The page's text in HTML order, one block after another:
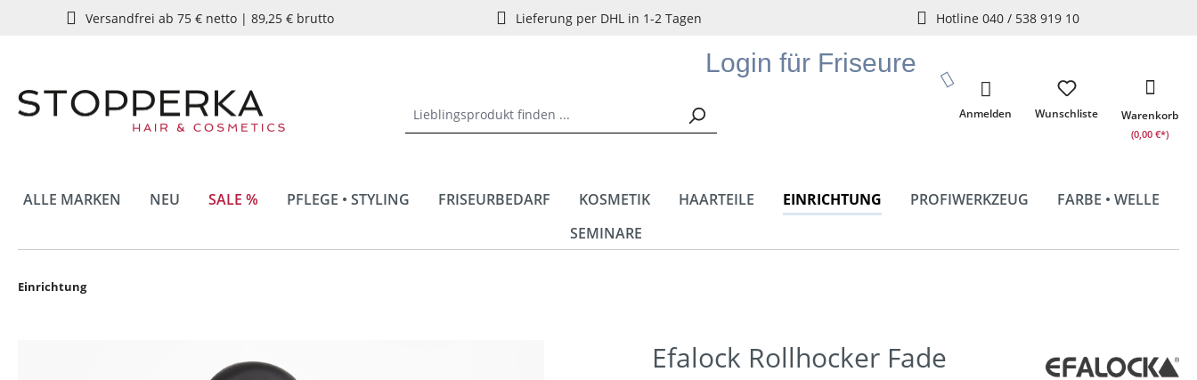
Zur Hauptnavigation springen
Versandfrei ab 75 € netto | 89,25 € brutto Lieferung per DHL in 1-2 Tagen Hotline 040 / 538 919 10
Login für Friseure
Wunschliste
Anmelden Warenkorb
(0,00 €*)
ALLE MARKEN NEU SALE % PFLEGE • STYLING FRISEURBEDARF KOSMETIK HAARTEILE EINRICHTUNG PROFIWERKZEUG
FARBE • WELLE
SEMINARE
Einrichtung
Efalock Rollhocker Fade